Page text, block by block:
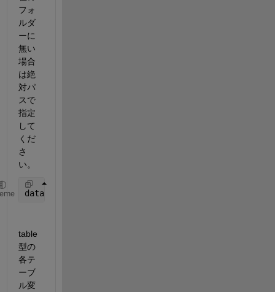
フォ
ルダ
ーに
無い
場合
は絶
対パ
スで
指定
して
くだ
さ
い。
data = readtable(
table
型の
各テ
ーブ
ル変